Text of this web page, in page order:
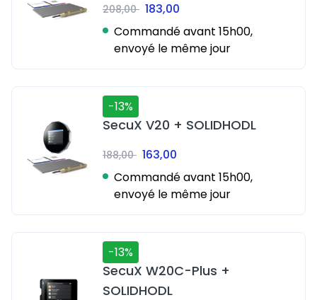
208,00 183,00
Commandé avant 15h00,
envoyé le même jour
-13%
SecuX V20 + SOLIDHODL
188,00 163,00
Commandé avant 15h00,
envoyé le même jour
-13%
SecuX W20C-Plus +
SOLIDHODL